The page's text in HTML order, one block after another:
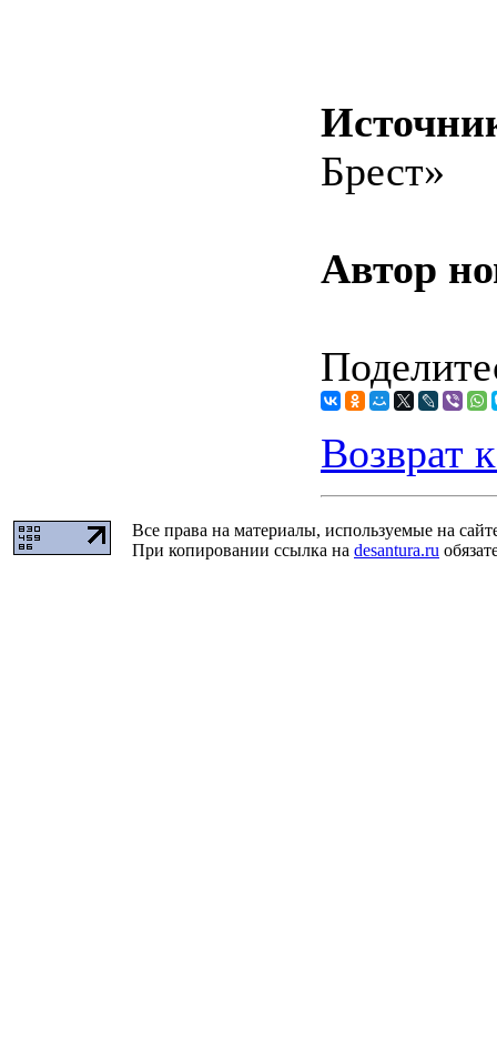
Брест»
Автор
Возврат
Все права на материалы, используемые на
При копировании ссылка на desantura.ru